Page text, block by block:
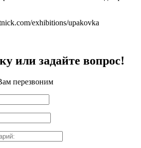
exhibitions/upakovka
или задайте вопрос!
перезвоним